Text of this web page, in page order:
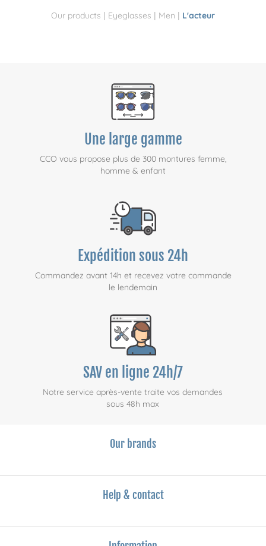
Our products | Eyeglasses | Men | L'acteur
Une large gamme
CCO vous propose plus de 300 montures femme,
homme & enfant
Expédition sous 24h
Commandez avant 14h et recevez votre commande
le lendemain
SAV en ligne 24h/7
Notre service après-vente traite vos demandes
sous 48h max
Our brands
Help & contact